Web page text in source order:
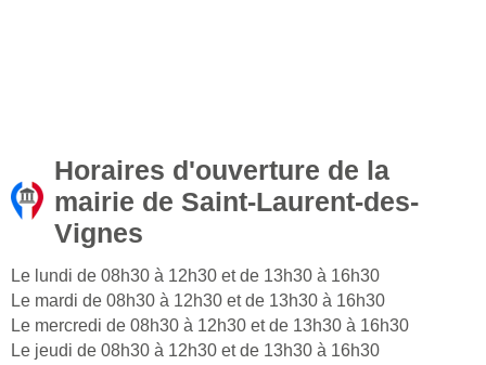
Horaires d'ouverture de la
mairie de Saint-Laurent-des-
Vignes
Le lundi de 08h30 à 12h30 et de 13h30 à 16h30
Le mardi de 08h30 à 12h30 et de 13h30 à 16h30
Le mercredi de 08h30 à 12h30 et de 13h30 à 16h30
Le jeudi de 08h30 à 12h30 et de 13h30 à 16h30